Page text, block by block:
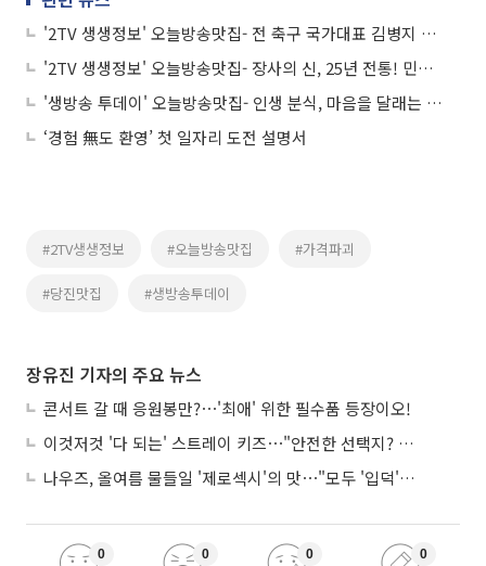
'2TV 생생정보' 오늘방송맛집- 전 축구 국가대표 김병지 단골! 푸짐한 백반 맛집 '된○○'
'2TV 생생정보' 오늘방송맛집- 장사의 신, 25년 전통! 민어 정식 맛집 '민○○○'
'생방송 투데이' 오늘방송맛집- 인생 분식, 마음을 달래는 맛! 잔치국수 맛집 '훈○○'
‘경험 無도 환영’ 첫 일자리 도전 설명서
#2TV생생정보 #오늘방송맛집 #가격파괴
#당진맛집 #생방송투데이
장유진 기자의 주요 뉴스
콘서트 갈 때 응원봉만?⋯'최애' 위한 필수품 등장이오!
이것저것 '다 되는' 스트레이 키즈⋯"안전한 선택지? 도전이 재밌죠"
나우즈, 올여름 물들일 '제로섹시'의 맛⋯"모두 '입덕'시킬 것"
0 0 0 0